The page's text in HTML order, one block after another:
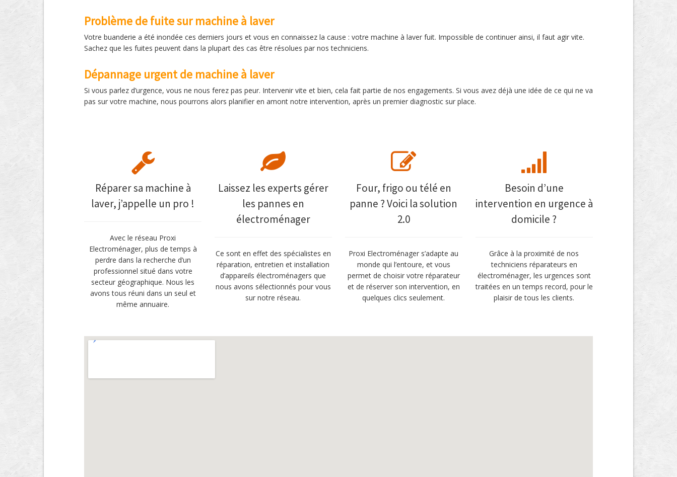
Problème de fuite sur machine à laver
Votre buanderie a été inondée ces derniers jours et vous en connaissez la cause : votre machine à laver fuit. Impossible de continuer ainsi, il faut agir vite.
Sachez que les fuites peuvent dans la plupart des cas être résolues par nos techniciens.
Dépannage urgent de machine à laver
Si vous parlez d’urgence, vous ne nous ferez pas peur. Intervenir vite et bien, cela fait partie de nos engagements. Si vous avez déjà une idée de ce qui ne va
pas sur votre machine, nous pourrons alors planifier en amont notre intervention, après un premier diagnostic sur place.
Réparer sa machine à
laver, j’appelle un pro !
Avec le réseau Proxi
Electroménager, plus de temps à
perdre dans la recherche d’un
professionnel situé dans votre
secteur géographique. Nous les
avons tous réuni dans un seul et
même annuaire.
Laissez les experts gérer
les pannes en
électroménager
Ce sont en effet des spécialistes en
réparation, entretien et installation
d’appareils électroménagers que
nous avons sélectionnés pour vous
sur notre réseau.
Four, frigo ou télé en
panne ? Voici la solution
2.0
Proxi Electroménager s’adapte au
monde qui l’entoure, et vous
permet de choisir votre réparateur
et de réserver son intervention, en
quelques clics seulement.
Besoin d’une
intervention en urgence à
domicile ?
Grâce à la proximité de nos
techniciens réparateurs en
électroménager, les urgences sont
traitées en un temps record, pour le
plaisir de tous les clients.